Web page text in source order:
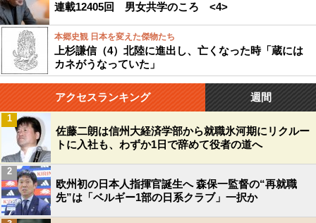
連載12405回 男女共学のころ <4>
本郷史観 日本を変えた傑物たち
上杉謙信（4）北陸に進出し、亡くなった時「蔵には
カネがうなっていた」
アクセスランキング 週間
佐藤二朗は信州大経済学部から就職氷河期にリクルー
トに入社も、わずか1日で辞めて役者の道へ
1
欧州初の日本人指揮官誕生へ 森保一監督の“再就職
先”は「ベルギー1部の日系クラブ」一択か
2